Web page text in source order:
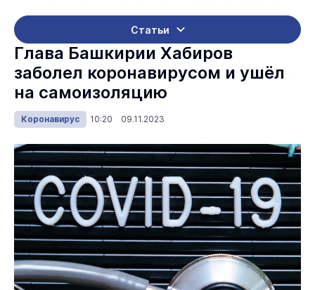
Статьи
Глава Башкирии Хабиров
заболел коронавирусом и ушёл
на самоизоляцию
Коронавирус 10:20 09.11.2023